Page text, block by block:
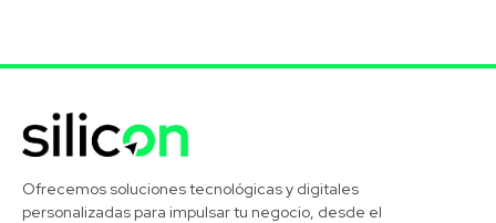
Ofrecemos soluciones tecnológicas y digitales
personalizadas para impulsar tu negocio, desde el